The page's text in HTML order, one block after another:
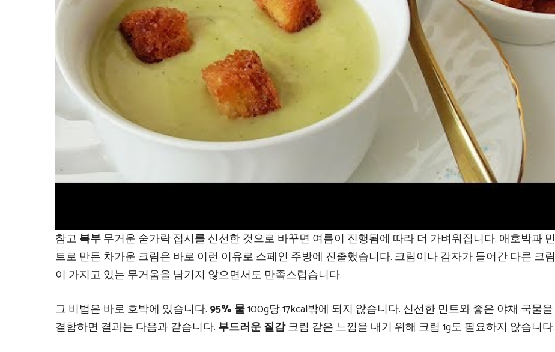
참고 복부무거운 숟가락 접시를 신선한 것으로 바꾸면 여름이 진행됨에 따라 더 가벼워집니다. 애호박과 민
트로 만든 차가운 크림은 바로 이런 이유로 스페인 주방에 진출했습니다. 크림이나 감자가 들어간 다른 크림
이 가지고 있는 무거움을 남기지 않으면서도 만족스럽습니다.
그 비법은 바로 호박에 있습니다. 95% 물100g당 17kcal밖에 되지 않습니다. 신선한 민트와 좋은 야채 국물을
결합하면 결과는 다음과 같습니다. 부드러운 질감크림 같은 느낌을 내기 위해 크림 1g도 필요하지 않습니다.